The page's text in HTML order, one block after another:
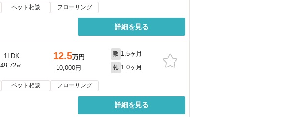
ペット相談 フローリング
詳細を見る
1LDK
49.72㎡
12.5万円
10,000円
敷 1.5ヶ月
礼 1.0ヶ月
ペット相談 フローリング
詳細を見る